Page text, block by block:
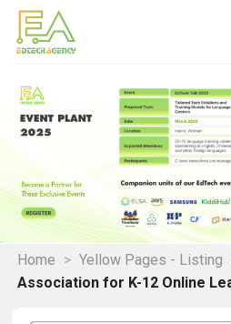
Skip
content
Home > Yellow Pages - Listing
Association for K-12 Online